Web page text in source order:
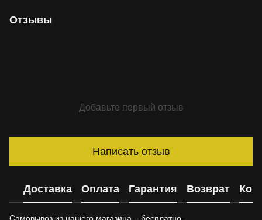
Отзывы
Добавьте первый отзыв
Написать отзыв
Доставка Оплата Гарантия Возврат